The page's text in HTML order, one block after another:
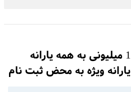
پرداخت وام فوری 10 میلیونی به همه یارانه
ویژه به محض ثبت نام